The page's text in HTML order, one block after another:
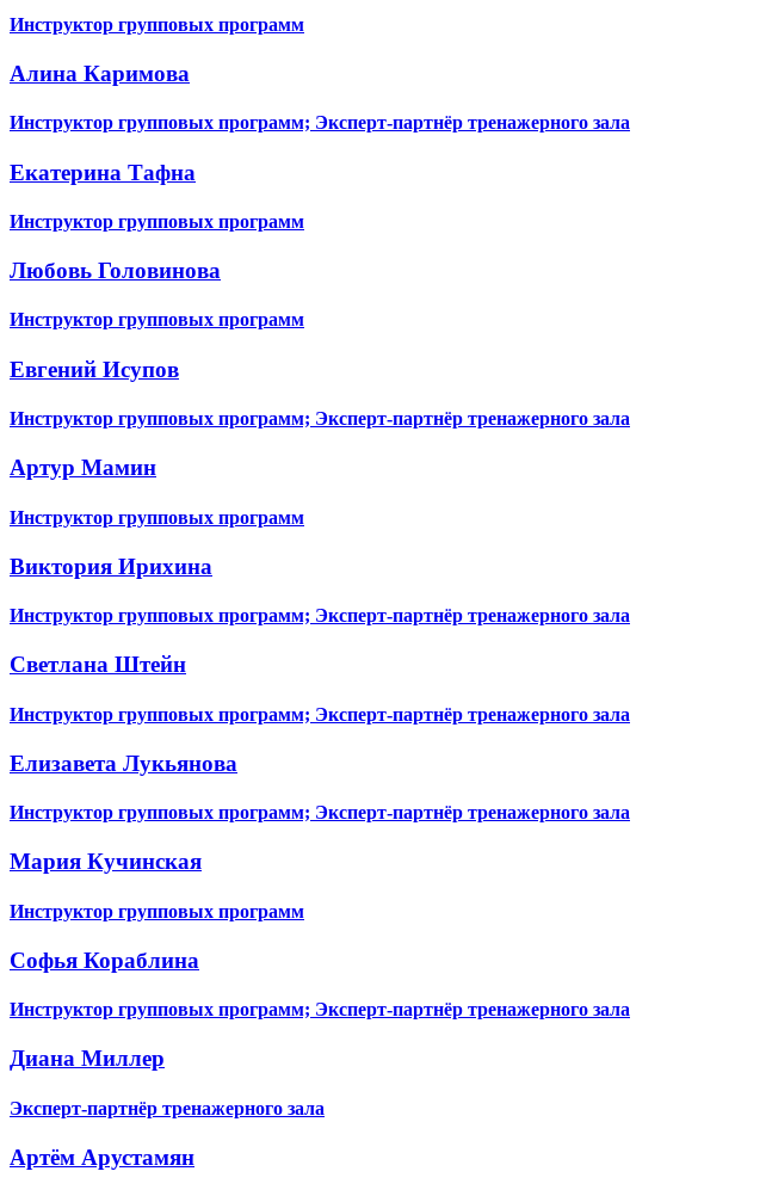
Инструктор групповых программ
Алина Каримова
Инструктор групповых программ; Эксперт-партнёр тренажерного зала
Екатерина Тафна
Инструктор групповых программ
Любовь Головинова
Инструктор групповых программ
Евгений Исупов
Инструктор групповых программ; Эксперт-партнёр тренажерного зала
Артур Мамин
Инструктор групповых программ
Виктория Ирихина
Инструктор групповых программ; Эксперт-партнёр тренажерного зала
Светлана Штейн
Инструктор групповых программ; Эксперт-партнёр тренажерного зала
Елизавета Лукьянова
Инструктор групповых программ; Эксперт-партнёр тренажерного зала
Мария Кучинская
Инструктор групповых программ
Софья Кораблина
Инструктор групповых программ; Эксперт-партнёр тренажерного зала
Диана Миллер
Эксперт-партнёр тренажерного зала
Артём Арустамян